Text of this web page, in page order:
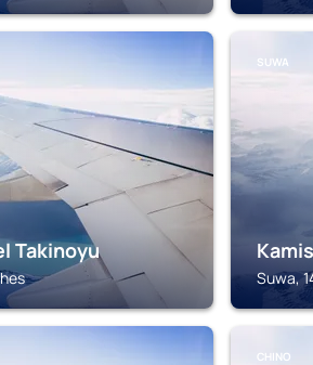
Takinoyu
SUWA
Suwa,
CHINO